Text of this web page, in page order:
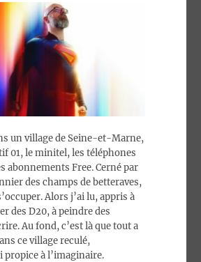
un village de Seine-et-Marne,
01, le minitel, les téléphones
abonnements Free. Cerné par
des champs de betteraves,
Alors j’ai lu, appris à
des D20, à peindre des
Au fond, c’est là que tout a
ce village reculé,
propice à l’imaginaire.